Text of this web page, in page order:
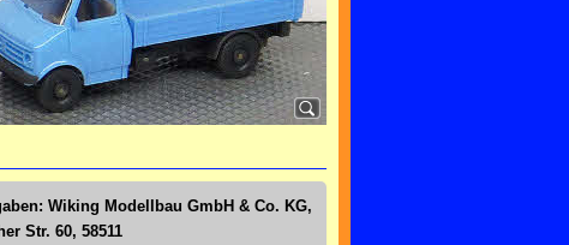
Wiking Modellbau GmbH & Co. KG,
Str. 60, 58511